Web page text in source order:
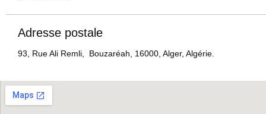
Adresse postale
93, Rue Ali Remli, Bouzaréah, 16000, Alger, Algérie.